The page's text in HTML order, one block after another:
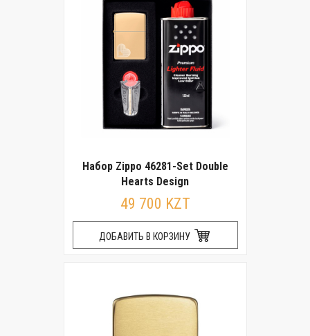
Набор Zippo 46281-Set Double
Hearts Design
49 700 KZT
ДОБАВИТЬ В КОРЗИНУ